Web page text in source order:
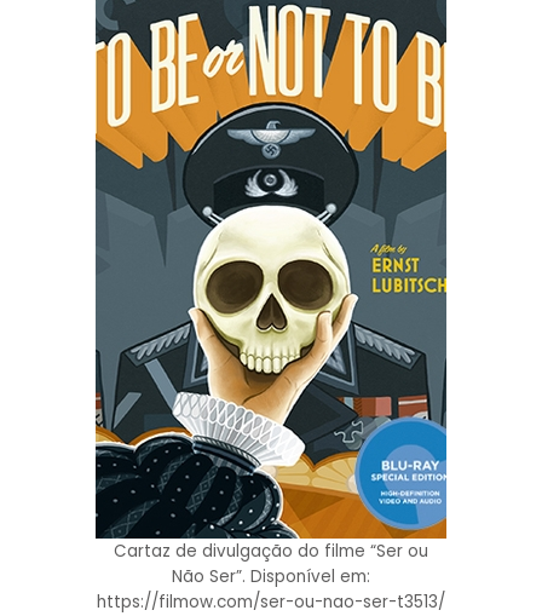
Cartaz de divulgação do filme “Ser ou
Não Ser”. Disponível em:
https://filmow.com/ser-ou-nao-ser-t3513/